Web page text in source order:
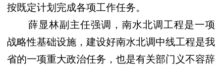
按既定计划完成各项工作任务。
薛显林副主任强调，南水北调工程是一项
战略性基础设施，建设好南水北调中线工程是我
省的一项重大政治任务，也是有关部门义不容辞